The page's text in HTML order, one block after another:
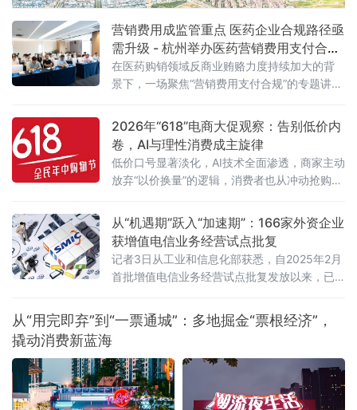
营销费用成监管重点 医药企业合规路径亟
需升级 - 杭州举办医药营销费用支付合规
专题讲座
在医药购销领域反商业贿赂力度持续加大的背
景下，一场聚焦“营销费用支付合规”的专题讲座
及合规服务等产业链各环节的50余位企业代
表，围绕两高最新司法解释及行业纠风工作要
求，深入探讨合规经营与风险防控的实践路
径。6月5日，由杭州金华商会食品药品分会主
办、药闻天下与和泽医药承办的“医药企业营销
2026年“618”电商大促观察：告别低价内
卷，AI与理性消费成主旋律
低价口号显著淡化，AI技术全面渗透，商家主动
放弃“以价换量”的逻辑，消费者也从冲动抢购转
从“机遇期”跃入“加速期”：166家外资企业
获增值电信业务经营试点批复
记者3日从工业和信息化部获悉，自2025年2月
首批增值电信业务经营试点批复发放以来，已
展互联网数据中心、互联网接入服务、信息服
务等增值电信业务。这被看作是我国主动对接
的重要进展。在试点数量快速扩容的
从“用完即弃”到“一票通城”：多地掘金“票根经济”，
撬动消费新蓝海